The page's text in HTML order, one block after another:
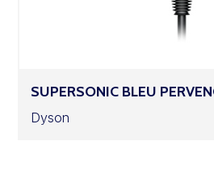
SUPERSONIC BLEU
Dyson